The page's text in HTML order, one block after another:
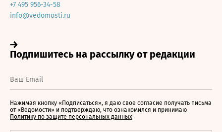
+7 495 956-34-58
info@vedomosti.ru
Нажимая кнопку «Подписаться», я даю свое согласие получать письма
от «Ведомости» и подтверждаю, что ознакомился и принимаю
Политику по защите персональных данных